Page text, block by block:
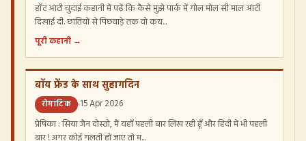
हॉट आंटी चुदाई कहानी में पढ़ें कि कैसे मुझे पार्क में गोल मोल सी माल आंटी
दिखाई दी. छातियों से पिछवाड़े तक वो कय...
पूरी कहानी →
बॉय फ्रेंड के साथ सुहागदिन
रोमांटिक 15 Apr 2026
प्रेषिका : सिया जैन दोस्तो, मैं यहाँ पहली बार लिख रही हूँ और हिंदी में भी पहली
बार ! अगर कोई गलती हो जाए तो म...